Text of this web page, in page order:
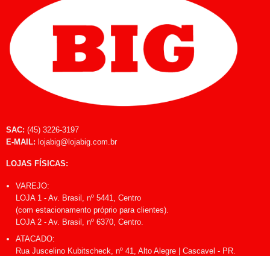
SAC: (45) 3226-3197
E-MAIL: lojabig@lojabig.com.br
LOJAS FÍSICAS:
VAREJO:
LOJA 1 - Av. Brasil, nº 5441, Centro
(com estacionamento próprio para clientes).
LOJA 2 - Av. Brasil, nº 6370, Centro.
ATACADO:
Rua Juscelino Kubitscheck, nº 41, Alto Alegre | Cascavel - PR.